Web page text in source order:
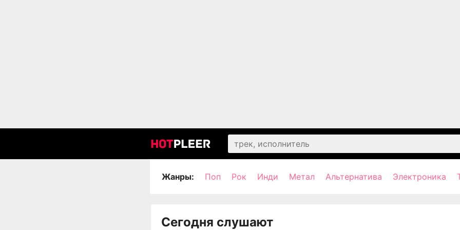
Жанры: Поп Рок Инди Метал Альтернатива Электроника
Сегодня слушают